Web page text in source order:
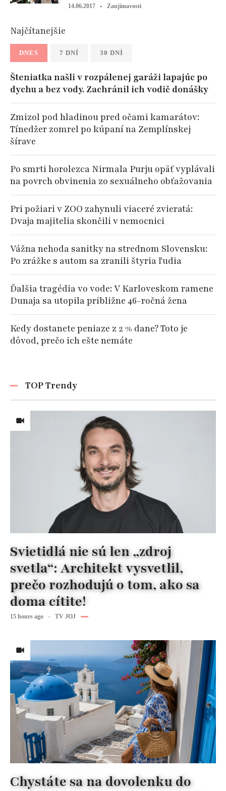
14.06.2017 Zaujímavosti
Najčítanejšie
DNES 7 DNÍ 30 DNÍ
Šteniatka našli v rozpálenej garáži lapajúc po
dychu a bez vody. Zachránil ich vodič donášky
Zmizol pod hladinou pred očami kamarátov:
Tínedžer zomrel po kúpaní na Zemplínskej
šírave
Po smrti horolezca Nirmala Purju opäť vyplávali
na povrch obvinenia zo sexuálneho obťažovania
Pri požiari v ZOO zahynuli viaceré zvieratá:
Dvaja majitelia skončili v nemocnici
Vážna nehoda sanitky na strednom Slovensku:
Po zrážke s autom sa zranili štyria ľudia
Ďalšia tragédia vo vode: V Karloveskom ramene
Dunaja sa utopila približne 46-ročná žena
Kedy dostanete peniaze z 2 % dane? Toto je
dôvod, prečo ich ešte nemáte
TOP Trendy
Svietidlá nie sú len „zdroj
svetla“: Architekt vysvetlil,
prečo rozhodujú o tom, ako sa
doma cítite!
15 hours ago TV JOJ
Chystáte sa na dovolenku do